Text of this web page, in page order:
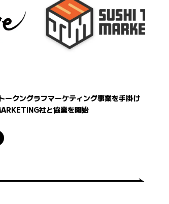
クングラフマーケティング事業を手掛け
社と協業を開始